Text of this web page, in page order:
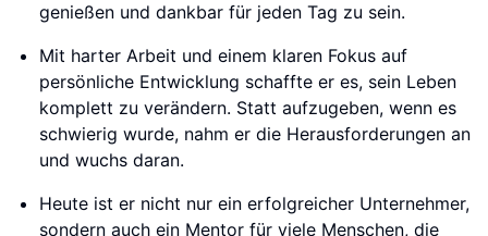
genießen und dankbar für jeden Tag zu sein.
Mit harter Arbeit und einem klaren Fokus auf
persönliche Entwicklung schaffte er es, sein Leben
komplett zu verändern. Statt aufzugeben, wenn es
schwierig wurde, nahm er die Herausforderungen an
und wuchs daran.
Heute ist er nicht nur ein erfolgreicher Unternehmer,
sondern auch ein Mentor für viele Menschen, die